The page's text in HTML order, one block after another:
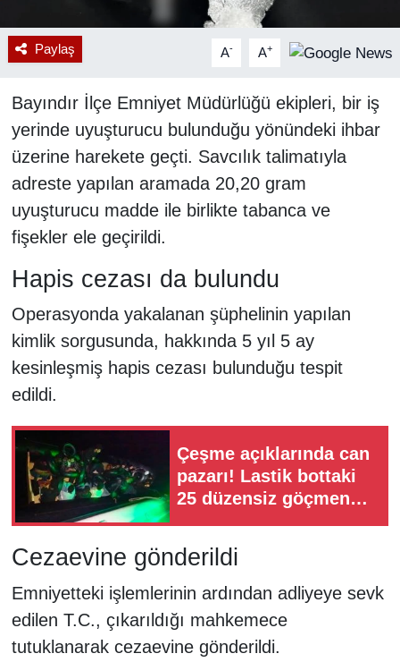
Paylaş A- A+
Bayındır İlçe Emniyet Müdürlüğü ekipleri, bir iş
yerinde uyuşturucu bulunduğu yönündeki ihbar
üzerine harekete geçti. Savcılık talimatıyla
adreste yapılan aramada 20,20 gram
uyuşturucu madde ile birlikte tabanca ve
fişekler ele geçirildi.
Hapis cezası da bulundu
Operasyonda yakalanan şüphelinin yapılan
kimlik sorgusunda, hakkında 5 yıl 5 ay
kesinleşmiş hapis cezası bulunduğu tespit
edildi.
Çeşme açıklarında can
pazarı! Lastik bottaki
25 düzensiz göçmen
Cezaevine gönderildi
Emniyetteki işlemlerinin ardından adliyeye sevk
edilen T.C., çıkarıldığı mahkemece
tutuklanarak cezaevine gönderildi.